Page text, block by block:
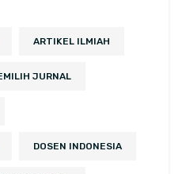
ARTIKEL ILMIAH
JURNAL
DOSEN INDONESIA